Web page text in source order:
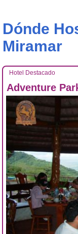
Dónde
Miramar
Hotel Destacado
Adventure